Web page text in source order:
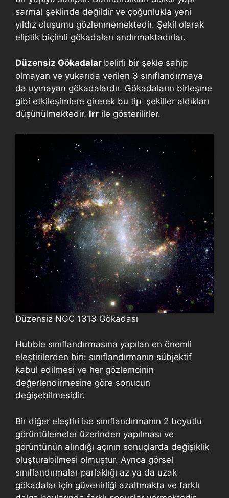
sarmal şeklinde değildir ve çoğunlukla yeni
yıldız oluşumu gözlenmemektedir. Şekil olarak
eliptik biçimli gökadaları andırmaktadırlar.
Düzensiz Gökadalar belirli bir şekle sahip
olmayan ve yukarıda verilen 3 sınıflandırmaya
da uymayan gökadalardır. Gökadaların birleşme
gibi etkileşimlere girerek bu tip şekiller aldıkları
düşünülmektedir. Irr ile gösterilirler.
Düzensiz NGC 1313 Gökadası
Hubble sınıflandırmasına yapılan en önemli
eleştirilerden biri: sınıflandırmanın sübjektif
kabul edilmesi ve her gözlemcinin
değerlendirmesine göre sonucun
değişebilmesidir.
Bir diğer eleştiri ise sınıflandırmanın 2 boyutlu
görüntülemeler üzerinden yapılması ve
görüntünün alındığı açının sonuçlarda değişiklik
oluşturabilmesi olmuştur. Ayrıca görsel
sınıflandırmalar parlaklığı az ya da uzak
gökadalar için güvenirliği azaltmakta ve farklı